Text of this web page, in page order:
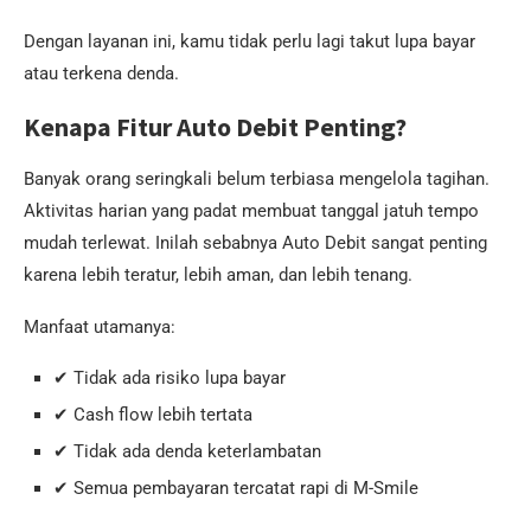
Dengan layanan ini, kamu tidak perlu lagi takut lupa bayar
atau terkena denda.
Kenapa Fitur Auto Debit Penting?
Banyak orang seringkali belum terbiasa mengelola tagihan.
Aktivitas harian yang padat membuat tanggal jatuh tempo
mudah terlewat. Inilah sebabnya Auto Debit sangat penting
karena lebih teratur, lebih aman, dan lebih tenang.
Manfaat utamanya:
✔ Tidak ada risiko lupa bayar
✔ Cash flow lebih tertata
✔ Tidak ada denda keterlambatan
✔ Semua pembayaran tercatat rapi di M-Smile